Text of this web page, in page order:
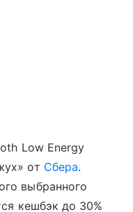
Low Energy
от Сбера.
выбранного
кешбэк до 30%